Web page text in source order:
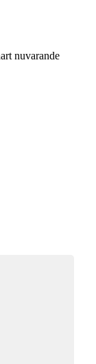
nuvarande